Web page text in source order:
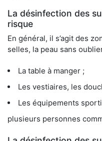
La désinfection des
risque
En général, il s’agit des
selles, la peau sans
La table à manger ;
Les vestiaires, les
Les équipements
plusieurs personnes